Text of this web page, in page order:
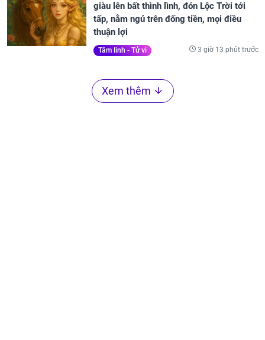
giàu lên bất thình lình, đón Lộc Trời tới
tấp, nằm ngủ trên đống tiền, mọi điều
thuận lợi
Tâm linh - Tử vi 3 giờ 13 phút trước
Xem thêm